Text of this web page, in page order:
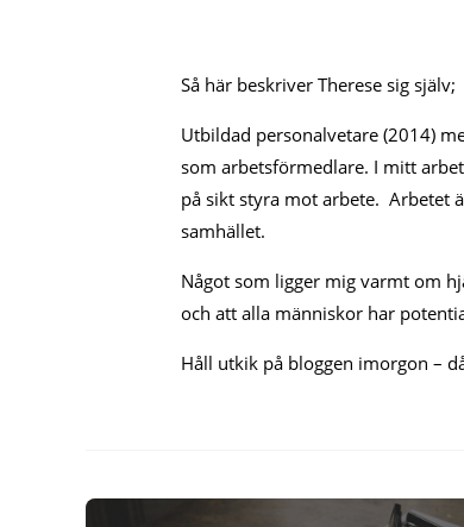
Så här beskriver Therese sig själv;
Utbildad personalvetare (2014)
som arbetsförmedlare. I mitt
på sikt styra mot arbete. Arbetet
samhället.
Något som ligger mig varmt om
och att alla människor har
Håll utkik på bloggen imorgon –